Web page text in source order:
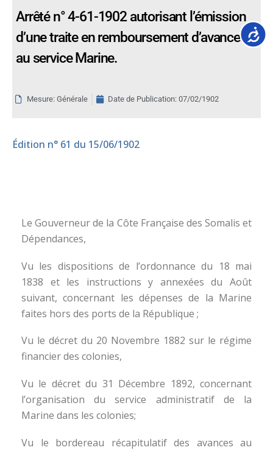
Arrêté n° 4-61-1902 autorisant l’émission
d’une traite en remboursement d’avances
au service Marine.
Mesure: Générale Date de Publication: 07/02/1902
Édition n° 61 du 15/06/1902
Le Gouverneur de la Côte Française des Somalis et
Dépendances,
Vu les dispositions de l’ordonnance du 18 mai
1838 et les instructions y annexées du Août
suivant, concernant les dépenses de la Marine
faites hors des ports de la République ;
Vu le décret du 20 Novembre 1882 sur le régime
financier des colonies,
Vu le décret du 31 Décembre 1892, concernant
l’organisation du service administratif de la
Marine dans les colonies;
Vu le bordereau récapitulatif des avances au